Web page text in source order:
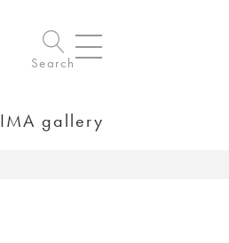
Search
IMA gallery